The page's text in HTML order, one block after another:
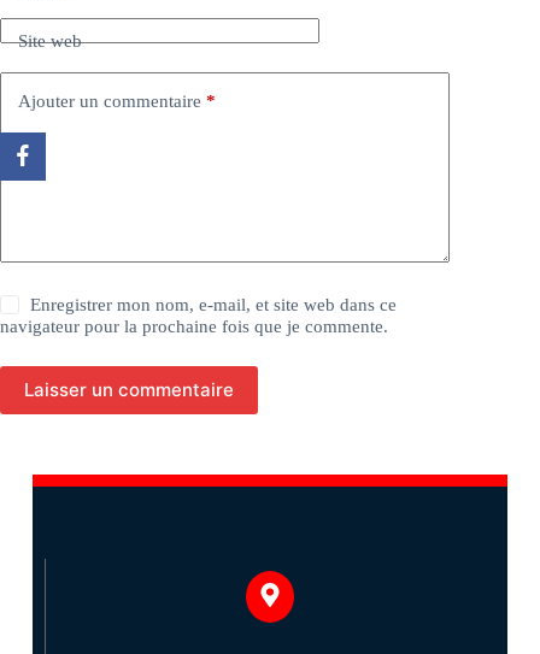
Site web
Ajouter un commentaire *
Enregistrer mon nom, e-mail, et site web dans ce
navigateur pour la prochaine fois que je commente.
Laisser un commentaire